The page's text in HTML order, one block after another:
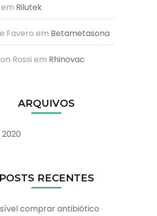
em Rilutek
Favero em Betametasona
Rossi em Rhinovac
ARQUIVOS
POSTS RECENTES
comprar antibiótico